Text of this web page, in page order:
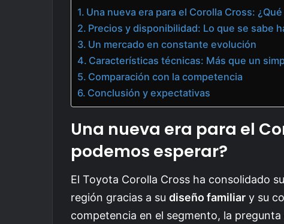
Una nueva era para el Corolla Cross:
Precios y disponibilidad: Lo que se sabe
Un mercado en constante evolución
Características técnicas: Más que un
Comparación con la competencia
Conclusión y expectativas
Una nueva era para el
podemos esperar?
El Toyota Corolla Cross ha consolidado
región gracias a su diseño familiar y su
competencia en el segmento, la